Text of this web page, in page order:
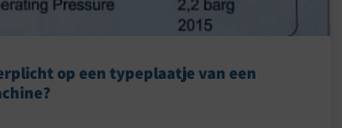
op een typeplaatje van een